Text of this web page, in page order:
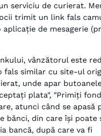
serviciu de curierat.
trimit un link fals
de mesagerie
vânzătorul este
fals similar cu site-ul
unde apar
plata", "Primiți
atunci când se apasă
bănci, din care își poate
bancă, după care va fi